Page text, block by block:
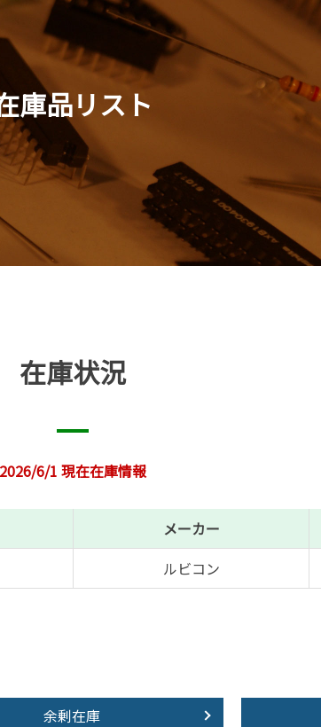
庫品リスト
在庫状況
2026/6/1 現在在庫情報
メーカー
ルビコン
余剰在庫